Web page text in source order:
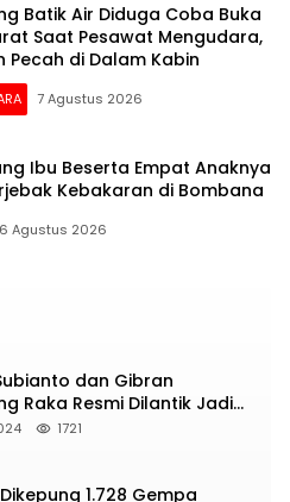
Batik Air Diduga Coba Buka
Saat Pesawat Mengudara,
Pecah di Dalam Kabin
7 Agustus 2026
Ibu Beserta Empat Anaknya
Kebakaran di Bombana
6 Agustus 2026
dan Gibran
Raka Resmi Dilantik Jadi
Wapres RI
1721
1.728 Gempa